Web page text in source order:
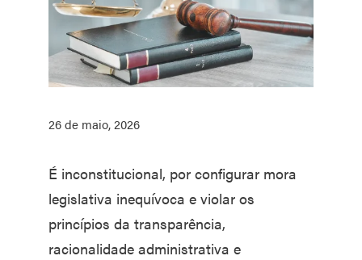
26 de maio, 2026
É inconstitucional, por configurar mora
legislativa inequívoca e violar os
princípios da transparência,
racionalidade administrativa e